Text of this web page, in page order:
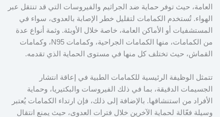
العامة، حيث توفر حماية ضد الجراثيم والفيروسات التي قد تنتقل عبر
الهواء. تُستخدم الكمامات لتقليل خطر الإصابة بالعدوى، سواء في
المستشفيات أو الأماكن العامة، خاصة خلال الأوبئة. وثمة أنواع عدة
من الكمامات، منها الكمامات الجراحية، وكمامات N95، وكمامات
القماش، حيث تختلف كل منها في مستوى الحماية الذي تقدمه.
تتمثل الوظيفة الرئيسية للكمامات الطبية في إعاقة انتشار
الجسيمات الدقيقة، بما في ذلك الفيروسات والبكتيريا، وحماية
الأفراد من استنشاقها. بالإضافة إلى ذلك، فإن ارتداء الكمامات يُعتبر
وسيلة فعّالة لحماية الآخرين خلال فترات العدوى، حيث يمنع انتقال